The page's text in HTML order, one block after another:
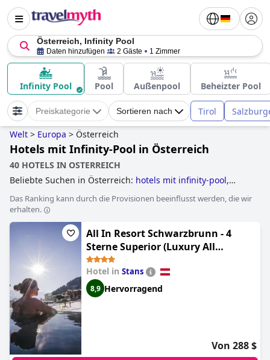
Österreich, Infinity Pool
Daten hinzufügen 2 Gäste 1 Zimmer
Infinity Pool Pool Außenpool Beheizter Pool
Preiskategorie Sortieren nach Tirol
Welt > Europa > Österreich
Hotels mit Infinity-Pool in Österreich
40 HOTELS IN OSTERREICH
Beliebte Suchen in Österreich: hotels mit infinity-pool,
wasserrutsche, familienhotels,tennishotels,hotels mit
hundebetreuung
luxushotels,hotels mit fitnessstudio
pool, historische hotels,hotels, die einige nachhaltige
praktiken umgesetzt haben,skihotels an der piste,
mit pool, yoga hotels,wellnesshotels erwachsenenhotels
romantische hotels,hotels mit aquapark
hundefreundliche hotels ,hotels in der nähe von
weinbergen,hotels mit whirlpool im zimmer
privatpool,außergewöhnliche hotels
sterne-hotels,baumhaushotels
schlosshotels,hotels mit hallenbad
angeboten,behindertengerechte hotels
hotels mit kostenfreiem wlan
hotels mit kamin im zimmer,
hotels mit extra sicherheits und hygienevorschriften
Das Ranking kann durch die Provisionen beeinflusst werden, die wir
erhalten.
All In Resort Schwarzbrunn - 4
Sterne Superior (Luxury All
Inclusive Resort Schwarzbrunn - 4
Stars Superior)
Hotel in Stans
8,9 Hervorragend
Von 288 $